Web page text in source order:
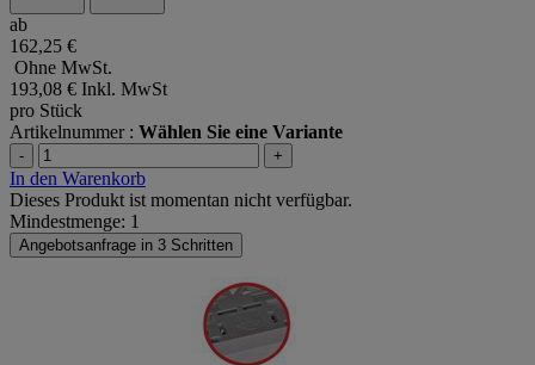
ab
162,25 €
Ohne MwSt.
193,08 € Inkl. MwSt
pro Stück
Artikelnummer : Wählen Sie eine Variante
- +
In den Warenkorb
Dieses Produkt ist momentan nicht verfügbar.
Mindestmenge: 1
Angebotsanfrage in 3 Schritten